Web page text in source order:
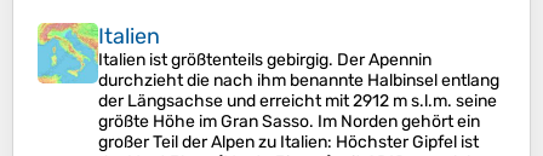
Italien
Italien ist größtenteils gebirgig. Der Apennin
durchzieht die nach ihm benannte Halbinsel entlang
der Längsachse und erreicht mit 2912 m s.l.m. seine
größte Höhe im Gran Sasso. Im Norden gehört ein
großer Teil der Alpen zu Italien: Höchster Gipfel ist